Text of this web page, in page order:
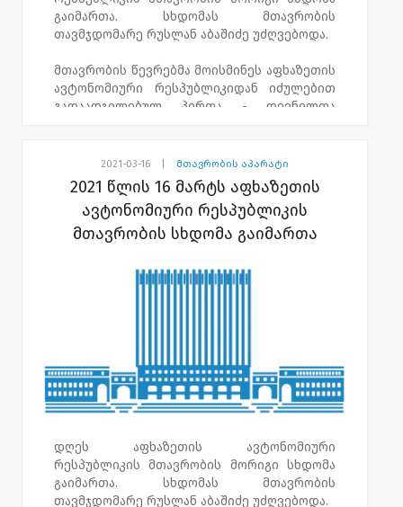
გათვალისწინებული სხვა საკითხები.
გაიმართა. სხდომას მთავრობის
თავმჯდომარე რუსლან აბაშიძე უძღვებოდა.
მთავრობის წევრებმა მოისმინეს აფხაზეთის
ავტონომიური რესპუბლიკიდან იძულებით
გადაადგილებულ პირთა - დევნილთა
ხაზის გადმოკვეთისას ტრაგიკულად
დაღუპული მოქალაქეებისა და მათი
ოჯახების წევრებისათვის დახმარების
აღმოჩენის შესახებ.
რესპუბლიკის მთავრობის დადგენილების
პროექტები დიმიტრი (არზაყან) ემუხვარის
დაწესებისა და მინიჭების წესში
ცვლილებების შეტანის თაობაზე, ასევე,
ნიკოლოზ თაბუკაშვილის სახელობის
სხდომაზე განიხილეს იუსტიციისა და
სამოქალაქო ინტეგრაციის საკითხებში
აფხაზეთის ავტონომიური რესპუბლიკის
2021-03-16 მთავრობის აპარატი
2021 წლის 16 მარტს აფხაზეთის
ავტონომიური რესპუბლიკის
მთავრობის სხდომა გაიმართა
დღეს აფხაზეთის ავტონომიური
რესპუბლიკის მთავრობის მორიგი სხდომა
გაიმართა. სხდომას მთავრობის
თავმჯდომარე რუსლან აბაშიძე უძღვებოდა.